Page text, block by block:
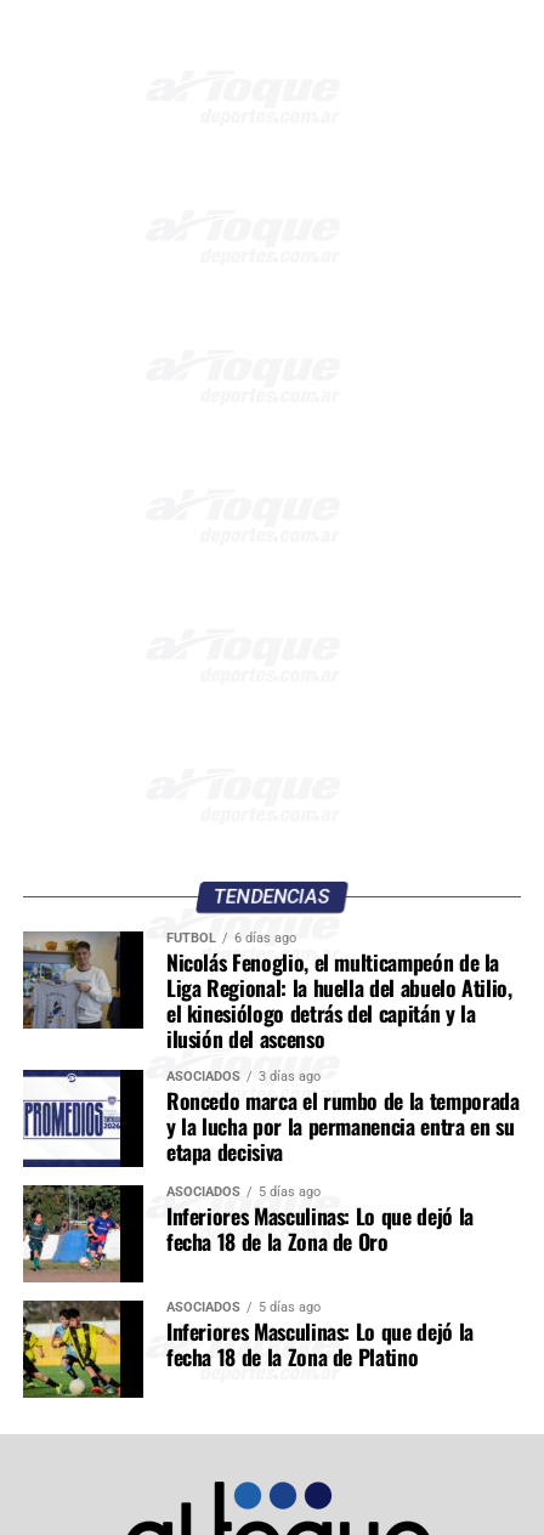
TENDENCIAS
FÚTBOL 6 días ago
Nicolás Fenoglio, el multicampeón de la
Liga Regional: la huella del abuelo Atilio,
el kinesiólogo detrás del capitán y la
ilusión del ascenso
ASOCIADOS 3 días ago
Roncedo marca el rumbo de la temporada
y la lucha por la permanencia entra en su
etapa decisiva
ASOCIADOS 5 días ago
Inferiores Masculinas: Lo que dejó la
fecha 18 de la Zona de Oro
ASOCIADOS 5 días ago
Inferiores Masculinas: Lo que dejó la
fecha 18 de la Zona de Platino